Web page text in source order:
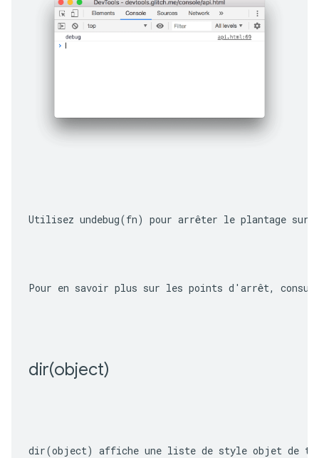
Utilisez undebug(fn) pour arrêter le plantage
Pour en savoir plus sur les points d'arrêt,
dir(object)
dir(object) affiche une liste de style objet de